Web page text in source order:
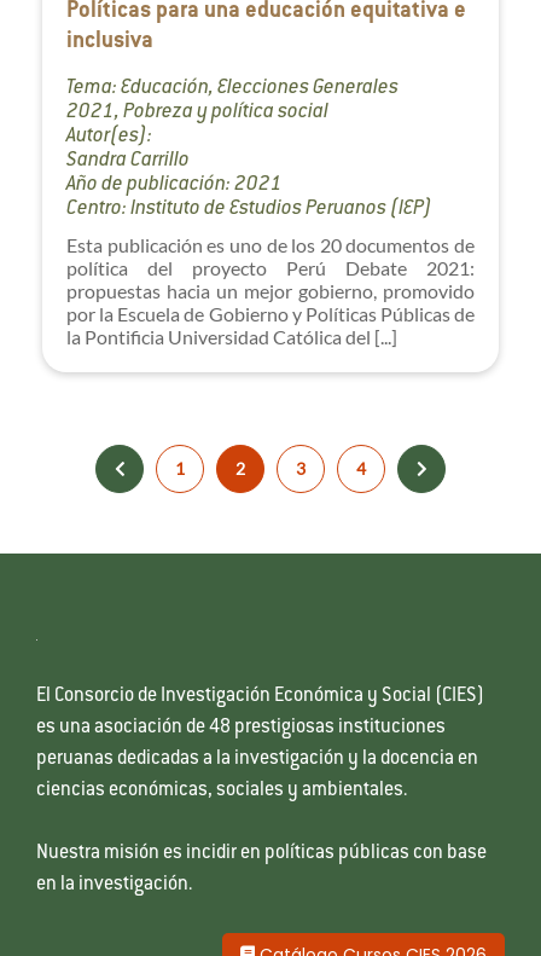
Políticas para una educación equitativa e
inclusiva
Tema: Educación, Elecciones Generales
2021, Pobreza y política social
Autor(es):
Sandra Carrillo
Año de publicación: 2021
Centro: Instituto de Estudios Peruanos (IEP)
Esta publicación es uno de los 20 documentos de
política del proyecto Perú Debate 2021:
propuestas hacia un mejor gobierno, promovido
por la Escuela de Gobierno y Políticas Públicas de
la Pontificia Universidad Católica del [...]
1 2 3 4
El Consorcio de Investigación Económica y Social (CIES)
es una asociación de 48 prestigiosas instituciones
peruanas dedicadas a la investigación y la docencia en
ciencias económicas, sociales y ambientales.
Nuestra misión es incidir en políticas públicas con base
en la investigación.